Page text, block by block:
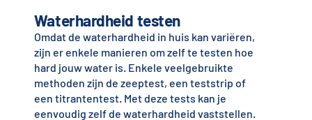
Waterhardheid testen
Omdat de waterhardheid in huis kan variëren,
zijn er enkele manieren om zelf te testen hoe
hard jouw water is. Enkele veelgebruikte
methoden zijn de zeeptest, een teststrip of
een titrantentest. Met deze tests kan je
eenvoudig zelf de waterhardheid vaststellen.